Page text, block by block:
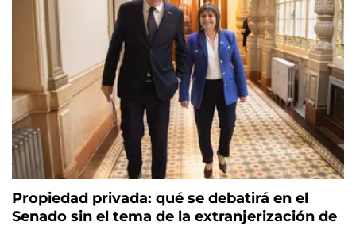
Propiedad privada: qué se debatirá en el
Senado sin el tema de la extranjerización de